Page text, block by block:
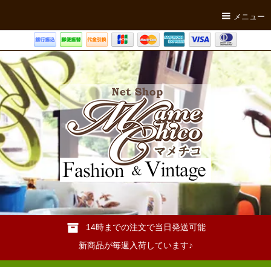
メニュー
14時までの注文で当日発送可能
新商品が毎週入荷しています♪